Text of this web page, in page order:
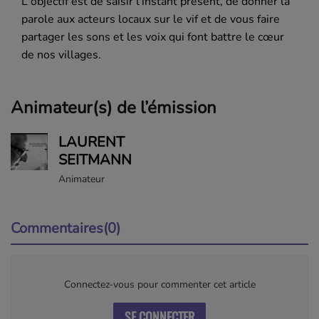
parole aux acteurs locaux sur le vif et de vous faire
partager les sons et les voix qui font battre le cœur
de nos villages.
Animateur(s) de l’émission
LAURENT
SEITMANN
Animateur
Commentaires(0)
Connectez-vous pour commenter cet article